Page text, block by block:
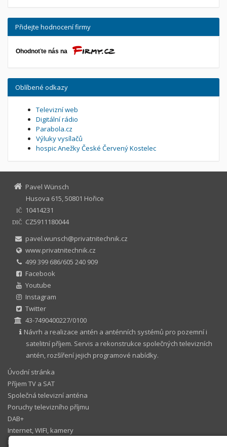
Přidejte hodnocení firmy
Oblíbené odkazy
Televizní web
Digitální rádio
Parabola.cz
Výluky vysílačů
hospic Anežky České Červený Kostelec
Pavel Wünsch
Husova 615, 50801 Hořice
IČ 10414231
DIČ
CZ5911180044
pavel.wunsch@privatnitechnik.cz
www.privatnitechnik.cz
499 399 686/605 240 909
Facebook
Youtube
Instagram
Twitter
43-7490400227/0100
Návrh a realizace antén a anténních systémů pro pozemní i
satelitní příjem. Servis a rekonstrukce společných televizních
antén, rozšíření jejich programové nabídky.
Úvodní stránka
Příjem TV a SAT
Společná televizní anténa
Poruchy televizního příjmu
DAB+
Internet, WIFI, kamery
IP telefonie